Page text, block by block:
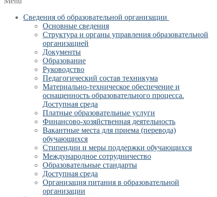
Сведения об образовательной организации
Основные сведения
Структура и органы управления образовательной
организацией
Документы
Образование
Руководство
Педагогический состав техникума
Материально-техническое обеспечение и
оснащенность образовательного процесса.
Доступная среда
Платные образовательные услуги
Финансово-хозяйственная деятельность
Вакантные места для приема (перевода)
обучающихся
Стипендии и меры поддержки обучающихся
Международное сотрудничество
Образовательные стандарты
Доступная среда
Организация питания в образовательной
организации